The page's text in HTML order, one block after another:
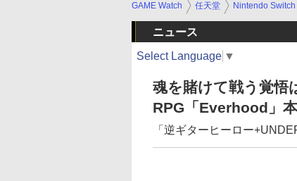
GAME Watch 任天堂 Nintendo Switch
ニュース
Select Language ▼
魂を賭けて戦う覚悟
RPG「Everhood」
「逆ギターヒーロー